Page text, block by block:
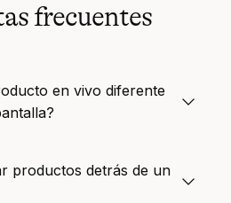
frecuentes
en vivo diferente
productos detrás de un